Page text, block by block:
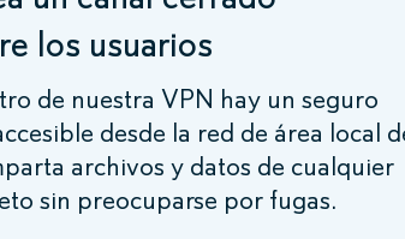
los usuarios
de nuestra VPN hay un seguro
desde la red de área local
archivos y datos de cualquier
sin preocuparse por fugas.